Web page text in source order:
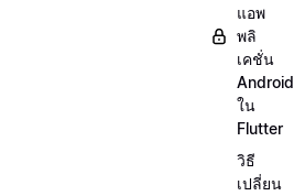
แอพ
พลิ
เคชั่น
Android
ใน
Flutter
วิธี
เปลี่ยน